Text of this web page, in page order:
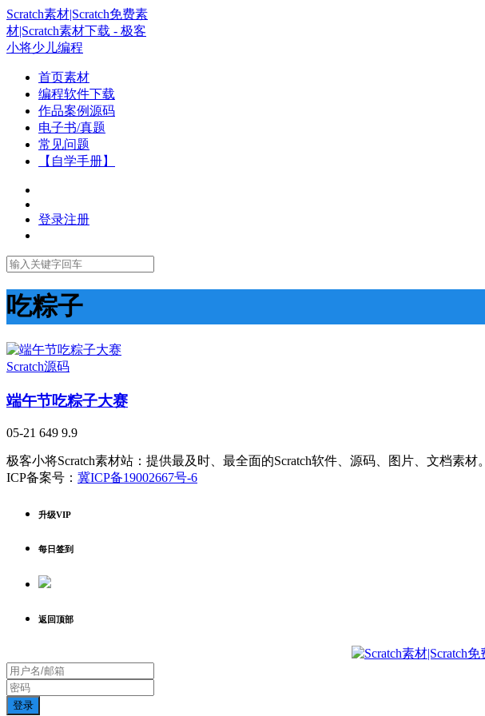
Scratch素材|Scratch免费素
材|Scratch素材下载 - 极客
小将少儿编程
首页素材
编程软件下载
作品案例源码
电子书/真题
常见问题
【自学手册】
登录注册
吃粽子
Scratch源码
端午节吃粽子大赛
05-21 649 9.9
极客小将Scratch素材站：提供最及时、最全面的Scratch软件、源码、图片、文档素材。
ICP备案号： 冀ICP备19002667号-6
升级VIP
每日签到
返回顶部